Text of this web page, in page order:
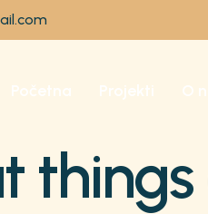
Početna Projekti O